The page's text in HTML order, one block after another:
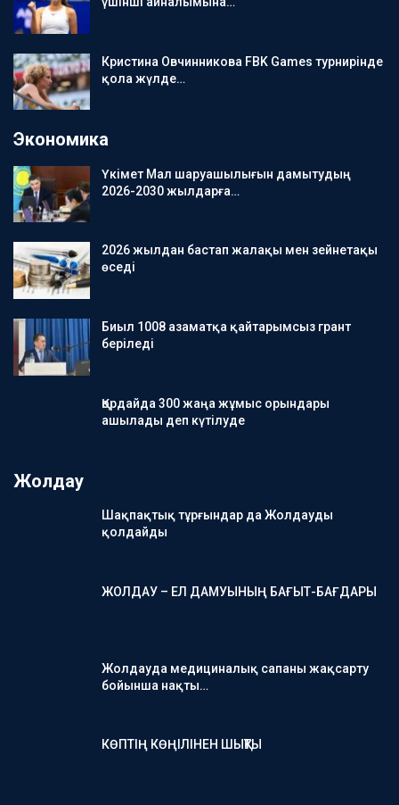
Кристина Овчинникова FBK Games турнирінде
қола жүлде…
Экономика
Үкімет Мал шаруашылығын дамытудың
2026-2030 жылдарға…
2026 жылдан бастап жалақы мен зейнетақы
өседі
Биыл 1008 азаматқа қайтарымсыз грант
беріледі
Қордайда 300 жаңа жұмыс орындары
ашылады деп күтілуде
Жолдау
Шақпақтық тұрғындар да Жолдауды
қолдайды
ЖОЛДАУ – ЕЛ ДАМУЫНЫҢ БАҒЫТ-БАҒДАРЫ
Жолдауда медициналық сапаны жақсарту
бойынша нақты…
КӨПТІҢ КӨҢІЛІНЕН ШЫҚТЫ